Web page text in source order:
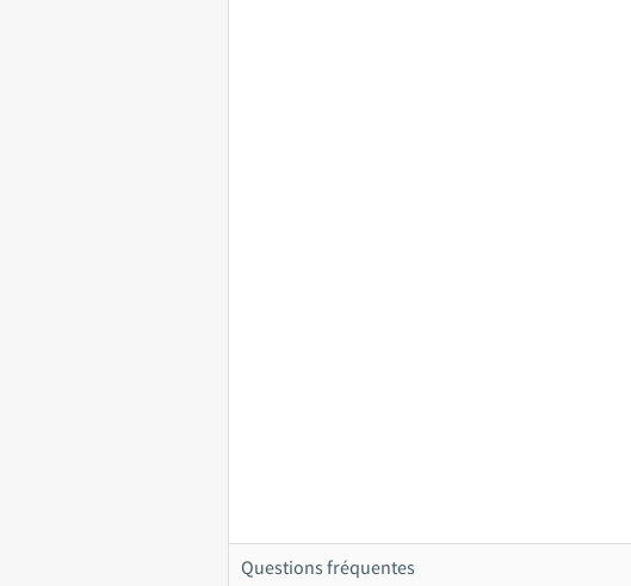
Questions fréquentes